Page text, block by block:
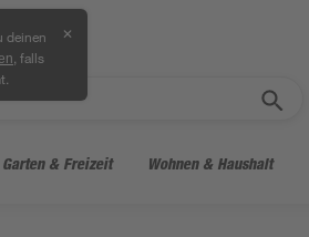
deinen
, falls
✕
Garten & Freizeit Wohnen & Haushalt